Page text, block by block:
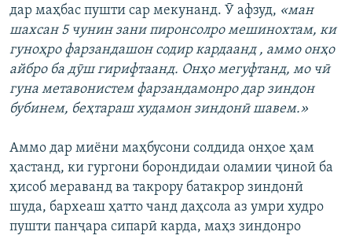
дар маҳбас пушти сар мекунанд. Ӯ афзуд, «ман
шахсан 5 чунин зани пиронсолро мешинохтам, ки
гуноҳро фарзандашон содир кардаанд , аммо онҳо
айбро ба дӯш гирифтаанд. Онҳо мегуфтанд, мо чӣ
гуна метавонистем фарзандамонро дар зиндон
бубинем, беҳтараш худамон зиндонӣ шавем.»
Аммо дар миёни маҳбусони солдида онҳое ҳам
ҳастанд, ки гургони борондидаи оламии ҷиноӣ ба
ҳисоб мераванд ва такрору батакрор зиндонӣ
шуда, бархеаш ҳатто чанд даҳсола аз умри худро
пушти панҷара сипарӣ карда, маҳз зиндонро